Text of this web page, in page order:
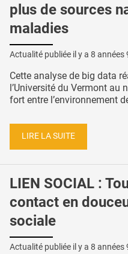
plus de sources
maladies
Actualité publiée il y a 8 années
Cette analyse de big data
l’Université du Vermont au
fort entre l’environnement
LIRE LA SUITE
LIEN SOCIAL :
contact en
sociale
Actualité publiée il y a 8 années